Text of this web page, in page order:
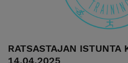
RATSASTAJAN
14.04.2025